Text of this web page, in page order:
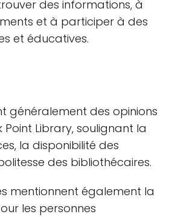
des informations, à
et à participer à des
et éducatives.
généralement des opinions
Point Library, soulignant la
la disponibilité des
des bibliothécaires.
mentionnent également la
les personnes